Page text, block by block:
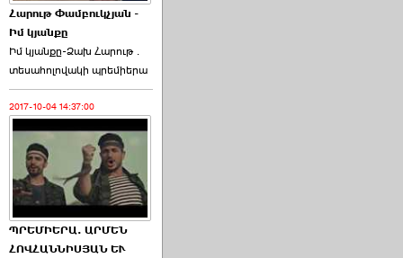
Հարութ Փամբուկչյան -
Իմ կյանքը
Իմ կյանքը-Ձախ Հարnւթ․
տեuաhnլnվակի պրեմիերա
2017-10-04 14:37:00
ՊՐԵՄԻԵՐԱ. ԱՐՄԵՆ
ՀՈՎՀԱՆՆԻՍՅԱՆ ԵՒ